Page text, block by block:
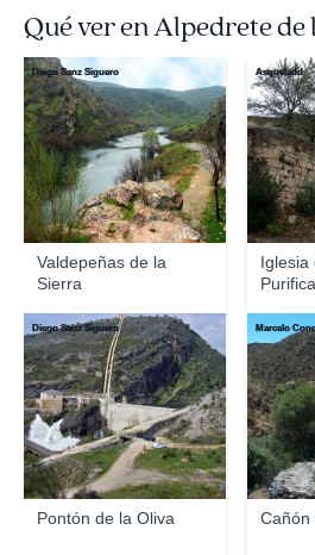
Qué ver en Alpedrete de
Valdepeñas de la
Sierra
Diego Sanz Siguero
Iglesia
Asqueladd
Pontón de la Oliva
Diego Sanz Siguero
Cañón
Marcelo